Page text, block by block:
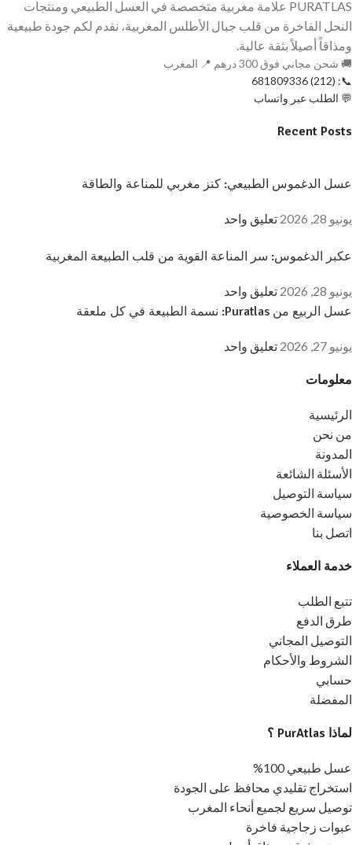
PURATLAS علامة مغربية متخصصة في العسل الطبيعي ومنتجات
النحل الفاخرة من قلب جبال الأطلس المغربية، نقدم لكم جودة طبيعية
ومذاقاً أصيلاً بثقة عالية.
🚚 شحن مجاني فوق 300 درهم 📍 المغرب
📞: (212) 681809336
💬 الطلب عبر واتساب
Recent Posts
عسل الدغموس الطبيعي: كنز مغربي للمناعة والطاقة
يونيو 28, 2026 تعليق واحد
عكبر الدغموس: سر المناعة القوية من قلب الطبيعة المغربية
يونيو 28, 2026 تعليق واحد
عسل الربيع من Puratlas: نسمة الطبيعة في كل ملعقة
يونيو 27, 2026 تعليق واحد
معلومات
الرئيسية
من نحن
المدونة
الأسئلة الشائعة
سياسة التوصيل
سياسة الخصوصية
اتصل بنا
خدمة العملاء
تتبع الطلب
طرق الدفع
التوصيل المجاني
الشروط والأحكام
حسابي
المفضلة
لماذا PurAtlas ؟
عسل طبيعي 100%
استخراج تقليدي محافظ على الجودة
توصيل سريع لجميع أنحاء المغرب
عبوات زجاجية فاخرة